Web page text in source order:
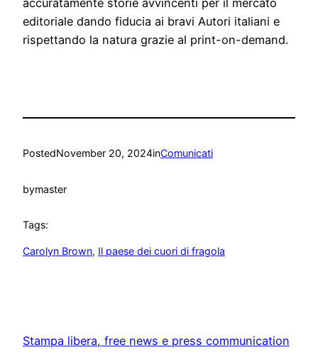
editoriale dando fiducia ai bravi Autori italiani e
rispettando la natura grazie al print-on-demand.
PostedNovember 20, 2024inComunicati
bymaster
Tags:
Carolyn Brown, Il paese dei cuori di fragola
Stampa libera, free news e press communication